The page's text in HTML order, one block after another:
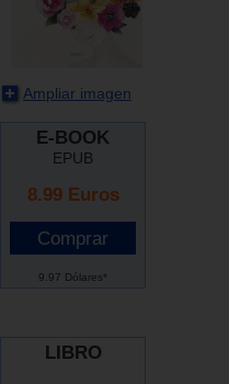
Ampliar imagen
E-BOOK
EPUB
8.99 Euros
9.97 Dólares*
LIBRO